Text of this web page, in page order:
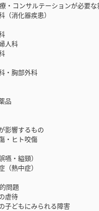
コンサルテーションが必要な
消化器疾患）
人科
・胸部外科
品
響するもの
・ヒト咬傷
・縊頸）
熱中症）
問題
虐待
子どもにみられる障害